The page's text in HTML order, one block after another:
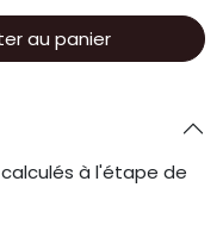
au panier
calculés à l'étape de